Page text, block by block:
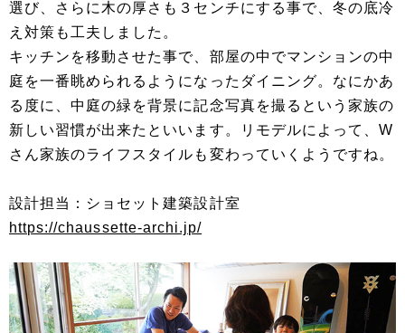
選び、さらに木の厚さも３センチにする事で、冬の底冷
え対策も工夫しました。
キッチンを移動させた事で、部屋の中でマンションの中
庭を一番眺められるようになったダイニング。なにかあ
る度に、中庭の緑を背景に記念写真を撮るという家族の
新しい習慣が出来たといいます。リモデルによって、W
さん家族のライフスタイルも変わっていくようですね。
設計担当：ショセット建築設計室
https://chaussette-archi.jp/